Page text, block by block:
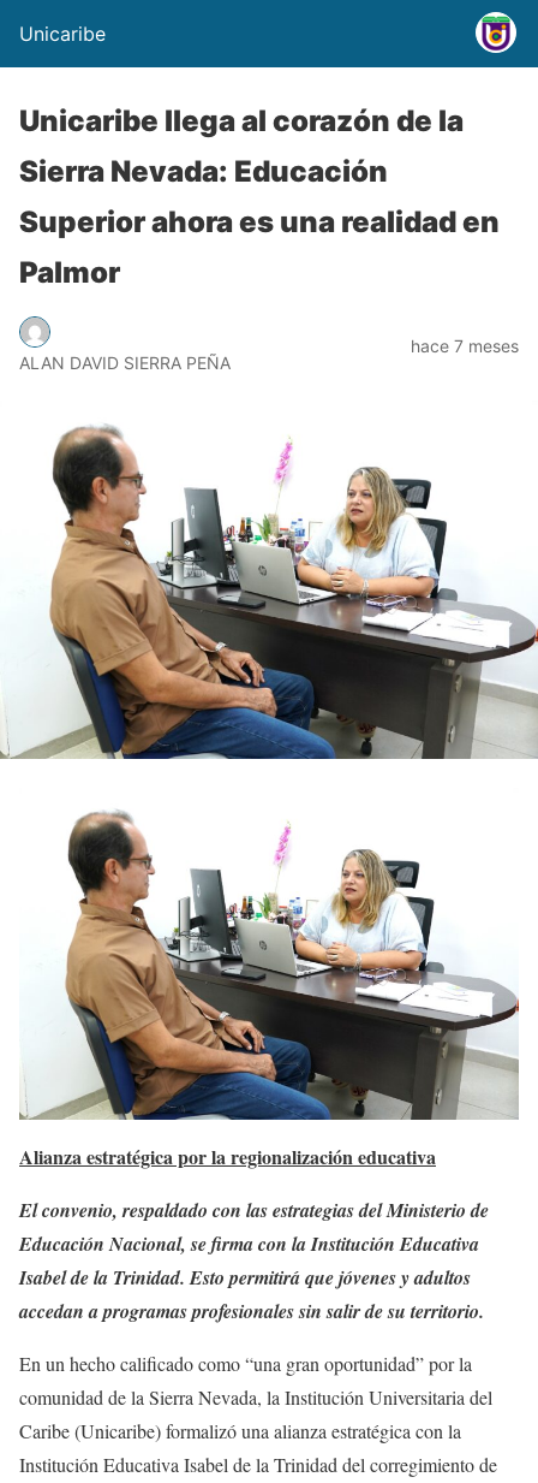
Unicaribe
Unicaribe llega al corazón de la
Sierra Nevada: Educación
Superior ahora es una realidad en
Palmor
ALAN DAVID SIERRA PEÑA
hace 7 meses
Alianza estratégica por la regionalización educativa
El convenio, respaldado con las estrategias del Ministerio de
Educación Nacional, se firma con la Institución Educativa
Isabel de la Trinidad. Esto permitirá que jóvenes y adultos
accedan a programas profesionales sin salir de su territorio.
En un hecho calificado como “una gran oportunidad” por la
comunidad de la Sierra Nevada, la Institución Universitaria del
Caribe (Unicaribe) formalizó una alianza estratégica con la
Institución Educativa Isabel de la Trinidad del corregimiento de